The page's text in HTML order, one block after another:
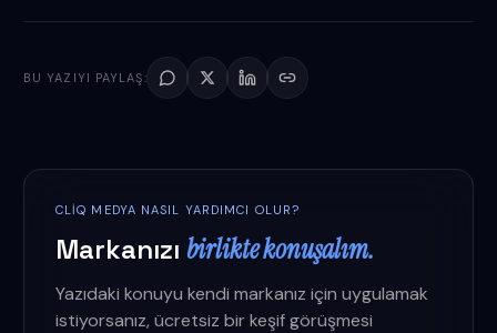
BU YAZIYI PAYLAŞ:
CLIQ MEDYA NASIL YARDIMCI OLUR?
Markanızı birlikte konuşalım.
Yazıdaki konuyu kendi markanız için uygulamak
istiyorsanız, ücretsiz bir keşif görüşmesi